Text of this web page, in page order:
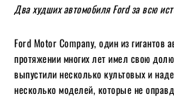
Два худших автомобиля Ford за всю
Ford Motor Company, один из гигантов
протяжении многих лет имел свою
выпустили несколько культовых и
несколько моделей, которые не